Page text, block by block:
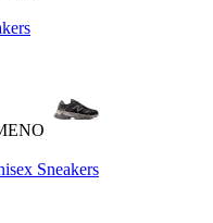
Sneakers